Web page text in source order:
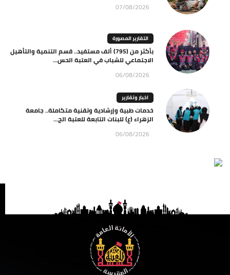
07/08/2026
التقارير المصورة
بأكثر من (795) ألف مستفيد.. قسم التنمية والتأهيل
الاجتماعي للشباب في العتبة الحس...
06/08/2026
اخبار وتقارير
خدمات طبية وإرشادية وتقنية متكاملة.. جامعة
الزهراء (ع) للبنات التابعة للعتبة الح...
06/08/2026